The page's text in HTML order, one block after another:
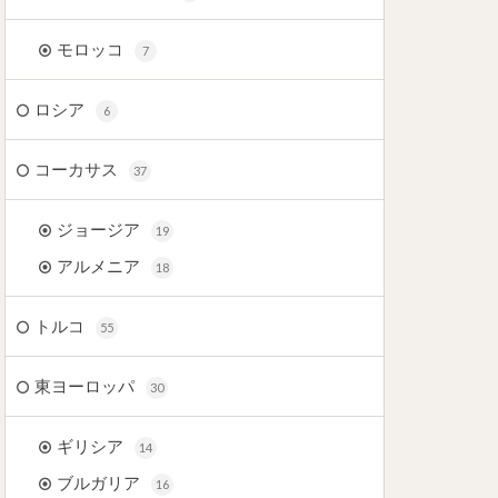
モロッコ 7
ロシア 6
コーカサス 37
ジョージア 19
アルメニア 18
トルコ 55
東ヨーロッパ 30
ギリシア 14
ブルガリア 16